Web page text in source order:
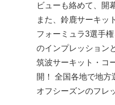
ビューも絡めて、開
また、鈴鹿サーキッ
フォーミュラ3選手
のインプレッション
筑波サーキット・コ
開！ 全国各地で地方
オフシーズンのフレ